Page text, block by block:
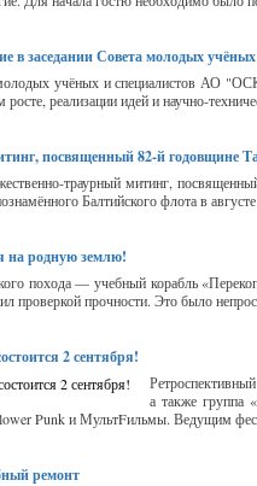
в заседании Совета молодых
учёных и специалистов АО
реализации идей и научно-
посвященный 82-й годовщине
траурный митинг,
Балтийского флота в
на родную землю!
похода — учебный корабль
прочности. Это было
2 сентября!
а также группа
Punk и МультFильмы. Ведущим
ремонт